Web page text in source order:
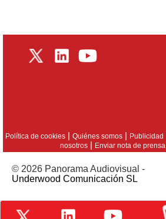
Política de cookies| Quiénes somos| Publicidad
nosotros | Enviar nota de prensa
© 2026 Panorama Audiovisual -
Underwood Comunicación SL